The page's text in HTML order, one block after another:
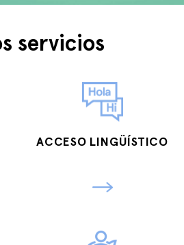
servicios
ACCESO LINGÜÍSTICO